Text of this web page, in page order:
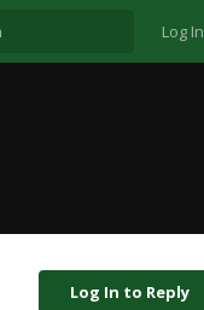
Log In
Log In to Reply